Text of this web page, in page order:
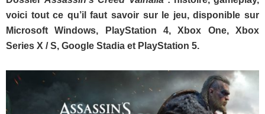
voici tout ce qu’il faut savoir sur le jeu, disponible sur
Microsoft Windows, PlayStation 4, Xbox One, Xbox
Series X / S, Google Stadia et PlayStation 5.